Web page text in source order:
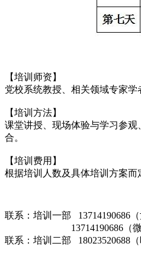
【培训师资】
党校系统教授、相关领域专家学
【培训方法】
课堂讲授、现场体验与学习参
合。
【培训费用】
根据培训人数及具体培训方案而
联系：培训一部 13714190686（
13714190686（微信
联系：培训二部 18023520688（